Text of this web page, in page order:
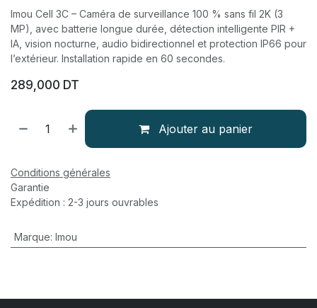
Imou Cell 3C – Caméra de surveillance 100 % sans fil 2K (3
MP), avec batterie longue durée, détection intelligente PIR +
IA, vision nocturne, audio bidirectionnel et protection IP66 pour
l’extérieur. Installation rapide en 60 secondes.
289,000 DT
Ajouter au panier
Conditions générales
Garantie
Expédition : 2-3 jours ouvrables
Marque: Imou